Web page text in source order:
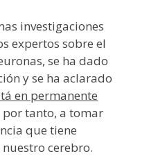
investigaciones
expertos sobre el
se ha dado
y se ha aclarado
en permanente
tanto, a tomar
que tiene
cerebro.